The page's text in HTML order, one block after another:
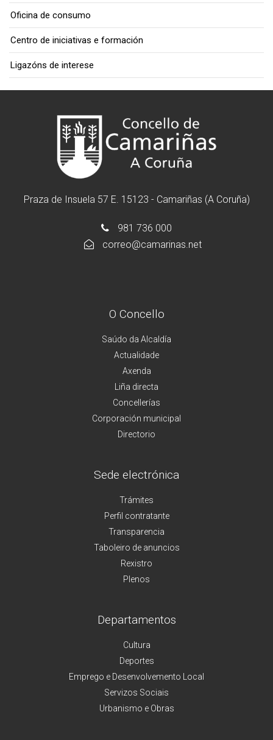
Oficina de consumo
Centro de iniciativas e formación
Ligazóns de interese
Praza de Insuela 57 E. 15123 - Camariñas (A Coruña)
981 736 000
correo@camarinas.net
O Concello
Saúdo da Alcaldía
Actualidade
Axenda
Liña directa
Concellerías
Corporación municipal
Directorio
Sede electrónica
Trámites
Perfil contratante
Transparencia
Taboleiro de anuncios
Rexistro
Plenos
Departamentos
Cultura
Deportes
Emprego e Desenvolvemento Local
Servizos Sociais
Urbanismo e Obras